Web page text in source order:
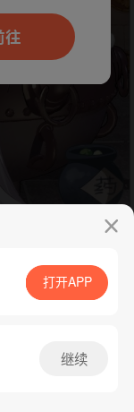
App免费看
打开APP
继续
新用
往